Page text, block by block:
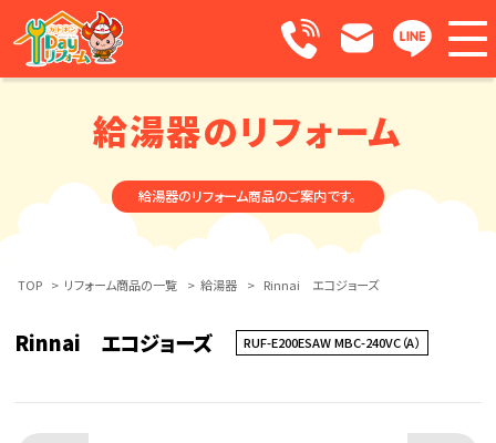
給湯器のリフォーム
給湯器のリフォーム商品のご案内です。
TOP > リフォーム商品の一覧 > 給湯器 > Rinnai エコジョーズ
Rinnai エコジョーズ RUF-E200ESAW MBC-240VC（A）